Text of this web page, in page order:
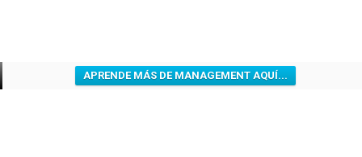
APRENDE MÁS DE MANAGEMENT AQUÍ...